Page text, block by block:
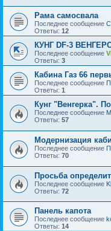
Рама самосвала
Последнее сообщение
Ответы: 12
КУНГ DF-3
Последнее сообщение
Ответы: 3
Кабина Газ 66
Последнее сообщение
Ответы: 1
Кунг "Венгерка".
Последнее сообщение
Ответы: 57
Модернизация
Последнее сообщение
Ответы: 70
Просьба
Последнее сообщение
Ответы: 72
Панель капота
Последнее сообщение
Ответы: 14